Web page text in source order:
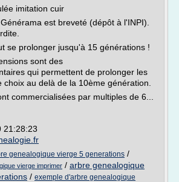
imitation cuir
est breveté (dépôt à l'INPI).
se prolonger jusqu'à 15 générations !
sont des
qui permettent de prolonger les
choix au delà de la 10ème génération.
commercialisées par multiples de 6...
21:28:23
genealogique vierge 5 generations /
vierge imprimer / arbre genealogique
/ exemple d'arbre genealogique